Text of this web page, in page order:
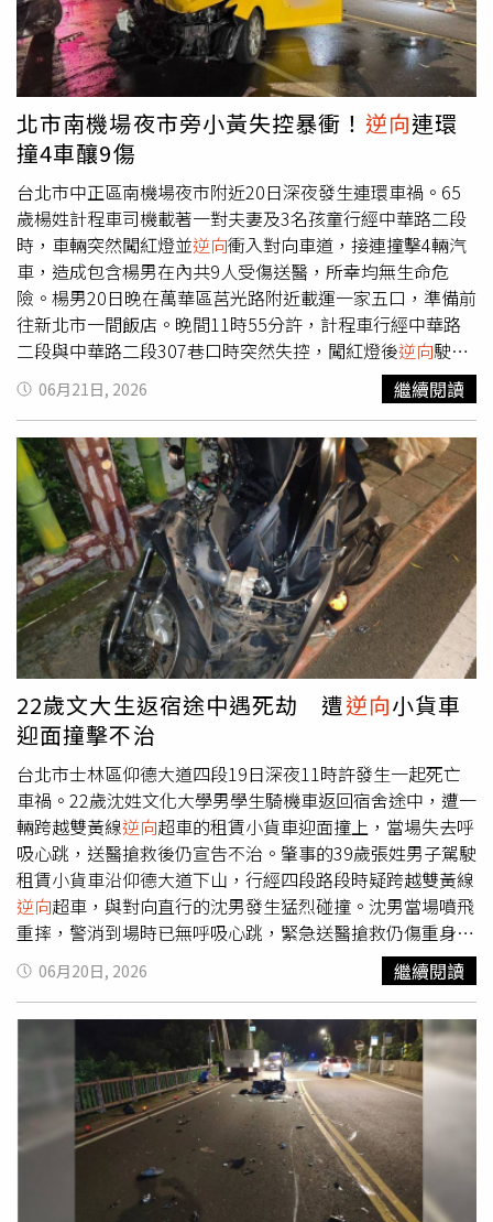
「智慧能源聯盟」（Smart Energy Coalition，前身為
EP100）倡議成員，遠東SOGO承諾在2028年前提升能源生
產力50.52%。十年計畫目前已達標八成，除持續優化能源
管理外，更透過AI深度節能；天母店導入AIoT智慧能控系
統，節能效率提升15.24%。此外，遠東SOGO成為全台唯
一所有據點均取得「碳標籤」的零售業者，依據現行綠色採
購辦法，凡企業、機關行號於遠東SOGO各店消費發票30%
可認列為「綠色採購」範疇，積極開拓B2B商機，協助政府
擴大產業綠色商品市場。以「將人力投資轉化為永續競爭
力」為核心理念，遠東SOGO致力於打造幸福職場典範。
2025年連續4年全員加薪，員工平均薪酬高於同業平均
35%。首創百貨業永續智識分級培訓及逆向導師制度，全面
提升員工專業能力與永續意識。同時，開創零售之先提出育
嬰留停職代津貼與縮短工時等措施，以友善家庭職場作為創
造有感體驗，展現對員工的高度關懷與支持。遠東SOGO永
續飲食料理競賽活動開跑！遠東SOGO召集忠孝館、復興
館、天母店、中壢店、新竹店12家人氣餐廳推出「美食溯源
季」，讓消費者品嚐在地永續好滋味。（照片提供／遠東
SOGO）在健康推廣方面，遠東SOGO長期以飲食教育連結
健康生活與永續消費。自2007年推動餐飲教育活動至今，
逐步發展為結合惜食、低碳、在地與永續認證食材理念的
「永續飲食料理競賽」，累積觸及超過7,500萬人次；透過
與環保餐廳、小農及供應鏈夥伴合作推動「美味再現」計
畫，永續料理銷售量成長至4,749份，讓健康飲食從競賽走
入日常餐桌。而遠東SOGO全台營運據點內高達95為環境部
認證之「環保餐廳」，中壢店與高雄店更全數轉換為「綠食
飯桌」，讓消費者吃得美味、吃得健康，更吃得永續！未
來，遠東SOGO將持續深化淨零轉型、健康生活倡議及人才
永續發展，攜手消費者、供應商及社會各界，共同擴大永續
影響力。
北市南機場夜市旁小黃失控暴衝！ 逆向連環
撞4車釀9傷
台北市中正區南機場夜市附近20日深夜發生連環車禍。65
歲楊姓計程車司機載著一對夫妻及3名孩童行經中華路二段
時，車輛突然闖紅燈並逆向衝入對向車道，接連撞擊4輛汽
車，造成包含楊男在內共9人受傷送醫，所幸均無生命危
險。楊男20日晚在萬華區莒光路附近載運一家五口，準備前
往新北市一間飯店。晚間11時55分許，計程車行經中華路
二段與中華路二段307巷口時突然失控，闖紅燈後逆向駛入
對向第一車道，迎面撞上正在停等紅燈的白色轎車。猛烈撞
擊後，計程車持續向左偏移，再擦撞路旁一輛黑色臨停車
輛；遭撞的白色轎車則因撞擊力道向後彈開，又波及後方兩
輛停放路邊的汽車，現場一片狼藉。事故造成楊男全身多處
擦挫傷，車上5名乘客也分別受傷，其中坐在副駕駛座的男
性乘客傷勢較重，肋骨骨折3處。遭迎面撞擊的吳姓駕駛，
以及後方遭波及車輛的柯姓、謝姓駕駛也受有擦挫傷，共9
人送醫治療，均無生命危險。楊男事後向警方表示，車輛疑
似機械故障、油門卡死，導致無法減速；車上乘客也指出，
事故發生前曾聽見楊男大喊「機械故障了」。警方到場後對
楊男進行酒測及毒品快篩，結果酒測值為零、毒品檢驗呈陰
性。警方表示，事故車輛已送鑑定，不排除機械故障導致意
外，詳細肇事原因及責任歸屬仍待進一步調查釐清。
06月21日, 2026 繼續閱讀
22歲文大生返宿途中遇死劫 遭逆向小貨車
迎面撞擊不治
台北市士林區仰德大道四段19日深夜11時許發生一起死亡
車禍。22歲沈姓文化大學男學生騎機車返回宿舍途中，遭一
輛跨越雙黃線逆向超車的租賃小貨車迎面撞上，當場失去呼
吸心跳，送醫搶救後仍宣告不治。肇事的39歲張姓男子駕駛
租賃小貨車沿仰德大道下山，行經四段路段時疑跨越雙黃線
逆向超車，與對向直行的沈男發生猛烈碰撞。沈男當場噴飛
重摔，警消到場時已無呼吸心跳，緊急送醫搶救仍傷重身
亡。張男四肢擦傷，酒測及毒品快篩結果均為陰性。文化大
學隨後發聲證實，死者為該校大二生，校方對此感到悲痛與
不捨，強調沈男騎車時並未違規，是貨車司機逆向違規肇
禍，校方已第一時間通知家屬，並將協助處理後續治喪事
宜。警方表示，張男跨越雙黃線逆向超車釀禍，後續將依過
失致死罪嫌移送法辦，並依違反《道路交通管理處罰條例》
開罰。
06月20日, 2026 繼續閱讀